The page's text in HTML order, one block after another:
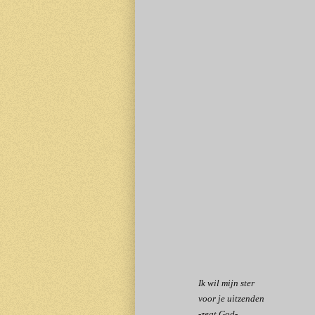
Ik wil mijn ster
voor je uitzenden